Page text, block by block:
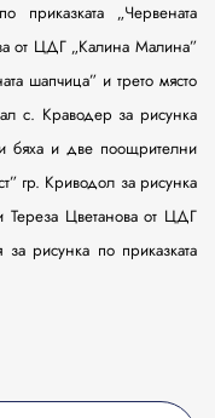
приказката „Червената
от ЦДГ „Калина Малина”
шапчица” и трето място
с. Краводер за рисунка
бяха и две поощрителни
гр. Криводол за рисунка
Тереза Цветанова от ЦДГ
рисунка по приказката